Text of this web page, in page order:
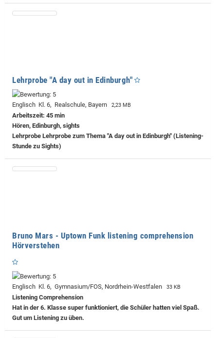
Lehrprobe "A day out in Edinburgh"
Englisch Kl. 6, Realschule, Bayern 2,23 MB
Arbeitszeit: 45 min
Hören, Edinburgh, sights
Lehrprobe Lehrprobe zum Thema "A day out in Edinburgh" (Listening-
Stunde zu Sights)
Bruno Mars - Uptown Funk listening comprehension
Hörverstehen
Englisch Kl. 6, Gymnasium/FOS, Nordrhein-Westfalen 33 KB
Listening Comprehension
Hat in der 6. Klasse super funktioniert, die Schüler hatten viel Spaß.
Gut um Listening zu üben.